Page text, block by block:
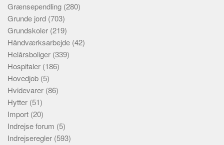
Grænsependling (280)
Grunde jord (703)
Grundskoler (219)
Håndværksarbejde (42)
Helårsboliger (339)
Hospitaler (186)
Hovedjob (5)
Hvidevarer (86)
Hytter (51)
Import (20)
Indrejse forum (5)
Indrejseregler (593)